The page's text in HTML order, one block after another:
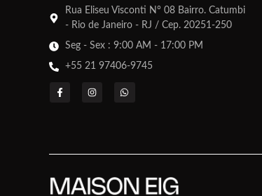
Rua Eliseu Visconti N° 08 Bairro. Catumbi
- Rio de Janeiro - RJ / Cep. 20251-250
Seg - Sex : 9:00 AM - 17:00 PM
+55 21 97406-9745